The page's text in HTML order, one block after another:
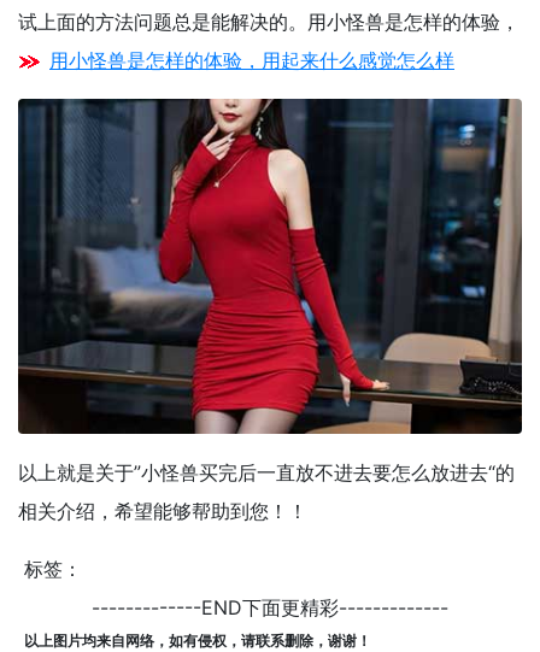
试上面的方法问题总是能解决的。用小怪兽是怎样的体验，
用小怪兽是怎样的体验，用起来什么感觉怎么样
以上就是关于”小怪兽买完后一直放不进去要怎么放进去“的
相关介绍，希望能够帮助到您！！
标签：
-------------END下面更精彩-------------
以上图片均来自网络，如有侵权，请联系删除，谢谢！